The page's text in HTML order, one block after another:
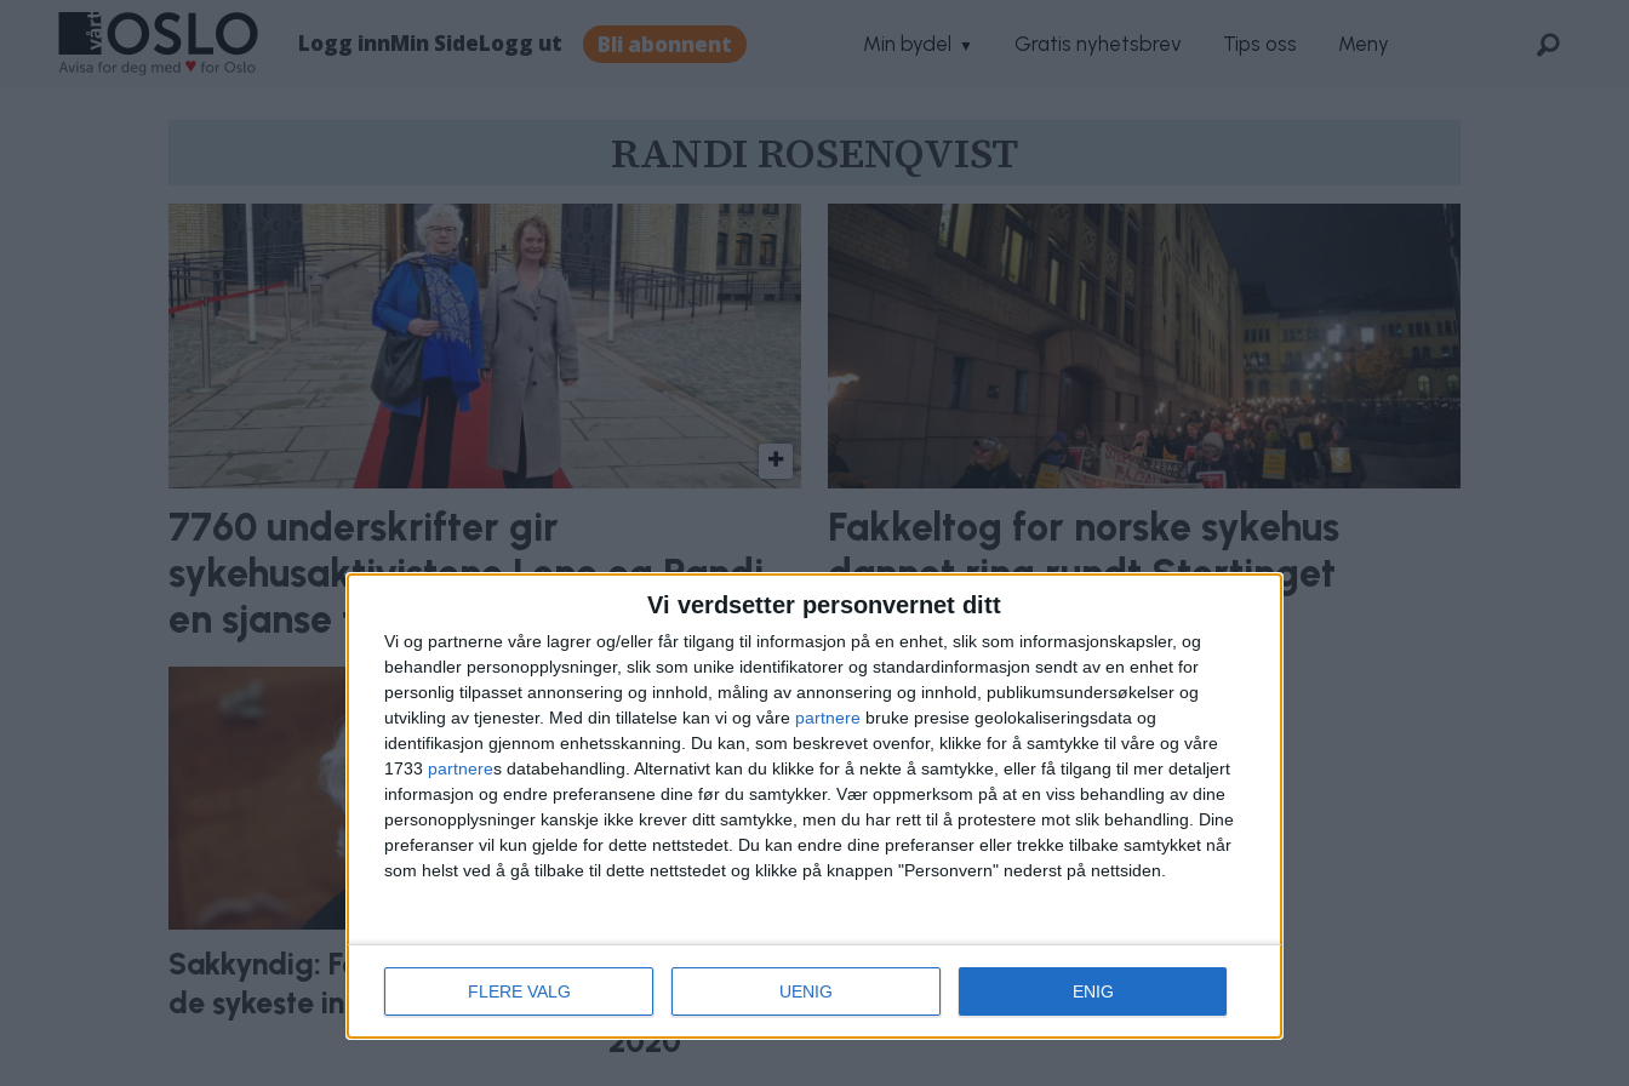
Vi verdsetter personvernet ditt
Vi og partnerne våre lagrer og/eller får tilgang til informasjon på en enhet, slik som informasjonskapsler, og
behandler personopplysninger, slik som unike identifikatorer og standardinformasjon sendt av en enhet for
personlig tilpasset annonsering og innhold, måling av annonsering og innhold, publikumsundersøkelser og
utvikling av tjenester. Med din tillatelse kan vi og våre partnere bruke presise geolokaliseringsdata og
identifikasjon gjennom enhetsskanning. Du kan, som beskrevet ovenfor, klikke for å samtykke til våre og våre
1733 partneres databehandling. Alternativt kan du klikke for å nekte å samtykke, eller få tilgang til mer detaljert
informasjon og endre preferansene dine før du samtykker. Vær oppmerksom på at en viss behandling av dine
personopplysninger kanskje ikke krever ditt samtykke, men du har rett til å protestere mot slik behandling. Dine
preferanser vil kun gjelde for dette nettstedet. Du kan endre dine preferanser eller trekke tilbake samtykket når
som helst ved å gå tilbake til dette nettstedet og klikke på knappen "Personvern" nederst på nettsiden.
FLERE VALG UENIG ENIG
Logg innMin SideLogg ut Bli abonnent Min bydel Gratis nyhetsbrev Tips oss Meny
rosenqvist
RANDI ROSENQVIST
7760 underskrifter gir
sykehusaktivistene Lene og Randi
en sjanse til en plass på Stortinget
Fakkeltog for norske sykehus
dannet ring rundt Stortinget
Sakkyndig: For dårlig tilbud til
de sykeste innen psykiatrien
Advokat for knivmann (33): -
Han var på bedringens vei i
2020